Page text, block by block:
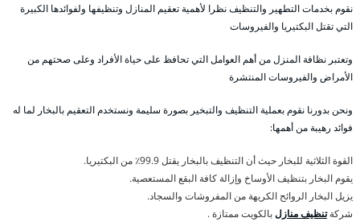
نقوم بخدمات التطهير والتنظيف نظرا لأهمية تعقيم المنازل وتنظيفها ولفوائدها الكبيرة
التي تقتل البكتيريا والفيروسات
وتعتبر نظافة المنزل من أهم العوامل التي تحافظ على حياة الأفراد وعلى صحتهم من
الأمراض والفيروسات المنتشرة
ونحن بدورنا نقوم بعملية التنظيف والتبخير بصورة سليمة ونستخدم التعقيم بالبخار لما له
فوائد رهيبة من أهمها:
القوة الثلاثية للبخار حيث أن التنظيف بالبخار يقتل 99.9٪ من البكتيريا.
يقوم البخار بتنظيف الأوساخ وإزالة كافة البقع المستعصية.
يزيل البخار الروائح الكريهة من المفروشات والسجاد.
شركةتنظيف منازلبالكويت ممتازة .